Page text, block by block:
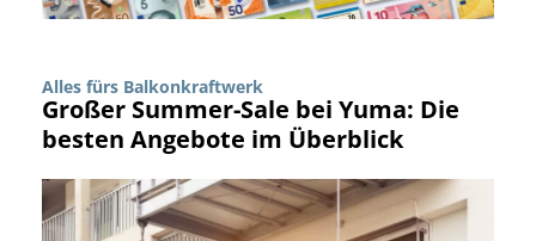
Alles fürs Balkonkraftwerk
Großer Summer-Sale bei Yuma: Die
besten Angebote im Überblick